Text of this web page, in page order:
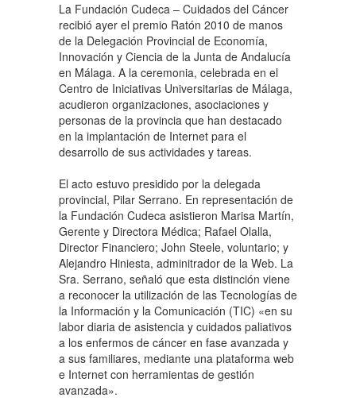
La Fundación Cudeca – Cuidados del Cáncer
recibió ayer el premio Ratón 2010 de manos
de la Delegación Provincial de Economía,
Innovación y Ciencia de la Junta de Andalucía
en Málaga. A la ceremonia, celebrada en el
Centro de Iniciativas Universitarias de Málaga,
acudieron organizaciones, asociaciones y
personas de la provincia que han destacado
en la implantación de Internet para el
desarrollo de sus actividades y tareas.
El acto estuvo presidido por la delegada
provincial, Pilar Serrano. En representación de
la Fundación Cudeca asistieron Marisa Martín,
Gerente y Directora Médica; Rafael Olalla,
Director Financiero; John Steele, voluntario; y
Alejandro Hiniesta, adminitrador de la Web. La
Sra. Serrano, señaló que esta distinción viene
a reconocer la utilización de las Tecnologías de
la Información y la Comunicación (TIC) «en su
labor diaria de asistencia y cuidados paliativos
a los enfermos de cáncer en fase avanzada y
a sus familiares, mediante una plataforma web
e Internet con herramientas de gestión
avanzada».